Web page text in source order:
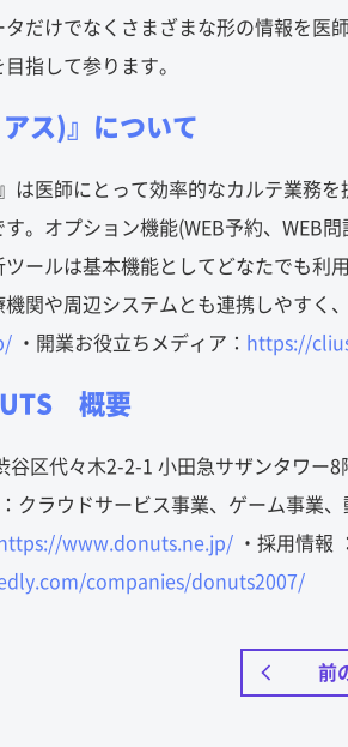
タだけでなくさまざまな形の情報を医
目指して参ります。
ス)』について
は医師にとって効率的なカルテ業務
。オプション機能(WEB予約、WEB
ールは基本機能としてどなたでも利
機関や周辺システムとも連携しやすく
・開業お役立ちメディア： https://
概要
谷区代々木2-2-1 小田急サザンタワー
クラウドサービス事業、ゲーム事業
https://www.donuts.ne.jp/ ・採用情報 ：
companies/donuts2007/
前